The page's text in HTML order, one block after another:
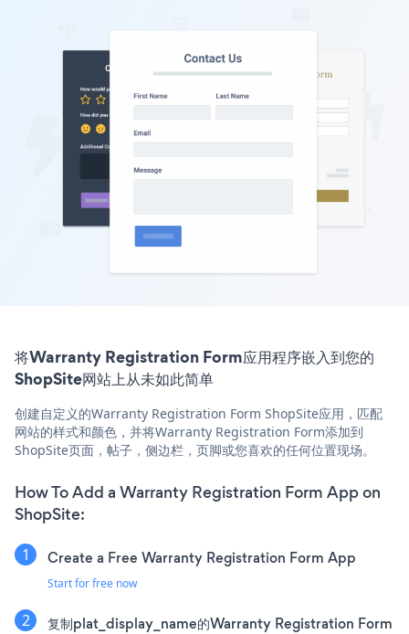
将Warranty Registration Form应用程序嵌入到您的
ShopSite网站上从未如此简单
创建自定义的Warranty Registration Form ShopSite应用，匹配
网站的样式和颜色，并将Warranty Registration Form添加到
ShopSite页面，帖子，侧边栏，页脚或您喜欢的任何位置现场。
How To Add a Warranty Registration Form App on
ShopSite:
Create a Free Warranty Registration Form App
Start for free now
复制plat_display_name的Warranty Registration Form